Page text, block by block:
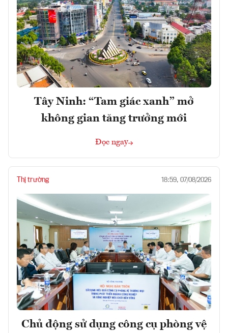
Tây Ninh: “Tam giác xanh” mở
không gian tăng trưởng mới
Đọc ngay
Thị trường 18:59, 07/08/2026
Chủ động sử dụng công cụ phòng vệ